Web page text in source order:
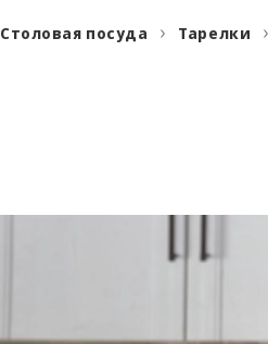
Столовая посуда Тарелки